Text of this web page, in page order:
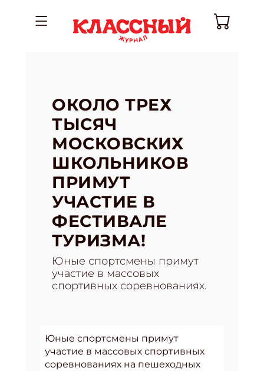
ОКОЛО ТРЕХ
ТЫСЯЧ
МОСКОВСКИХ
ШКОЛЬНИКОВ
ПРИМУТ
УЧАСТИЕ В
ФЕСТИВАЛЕ
ТУРИЗМА!
Юные спортсмены примут
участие в массовых
спортивных соревнованиях.
Юные спортсмены примут
участие в массовых спортивных
соревнованиях на пешеходных